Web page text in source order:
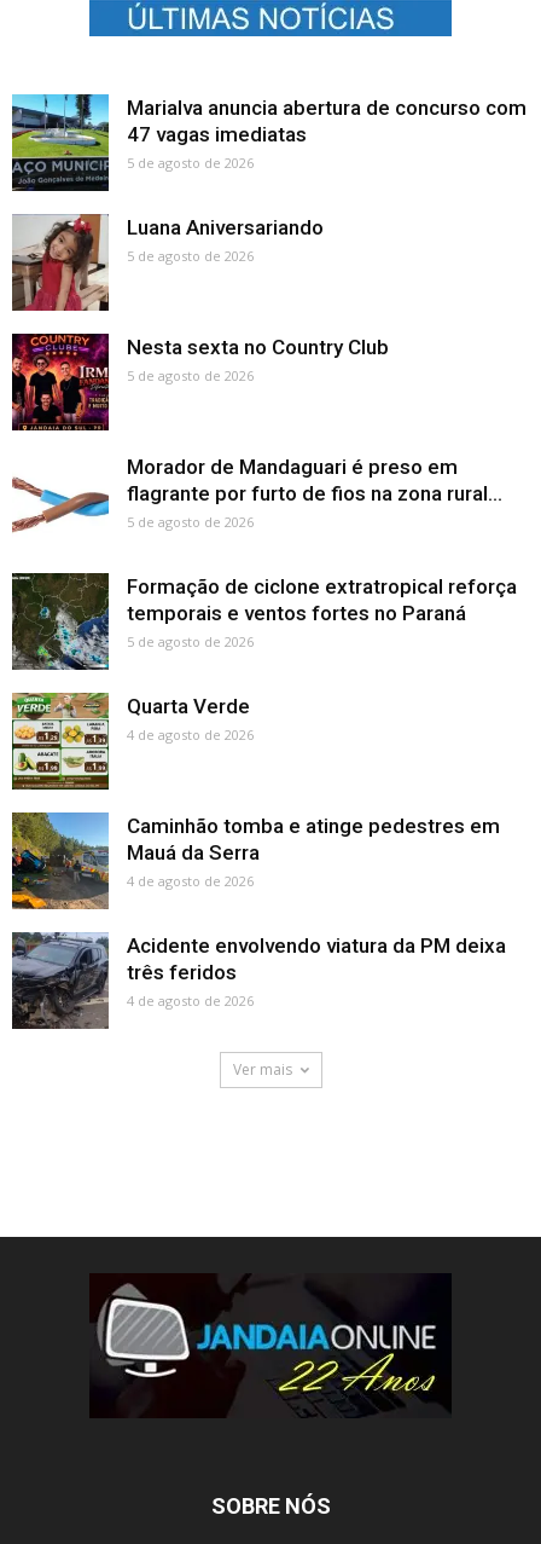
Marialva anuncia abertura de concurso com
47 vagas imediatas
5 de agosto de 2026
Luana Aniversariando
5 de agosto de 2026
Nesta sexta no Country Club
5 de agosto de 2026
Morador de Mandaguari é preso em
flagrante por furto de fios na zona rural...
5 de agosto de 2026
Formação de ciclone extratropical reforça
temporais e ventos fortes no Paraná
5 de agosto de 2026
Quarta Verde
4 de agosto de 2026
Caminhão tomba e atinge pedestres em
Mauá da Serra
4 de agosto de 2026
Acidente envolvendo viatura da PM deixa
três feridos
4 de agosto de 2026
Ver mais
SOBRE NÓS